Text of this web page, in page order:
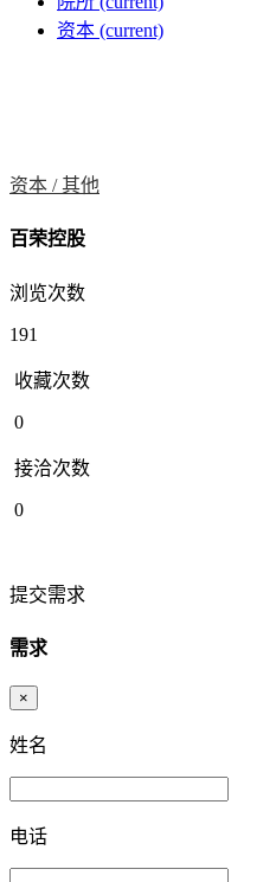
资本 (current)
资本 /其他
百荣控股
浏览次数
191
收藏次数
0
接洽次数
0
提交需求
需求
×
姓名
电话